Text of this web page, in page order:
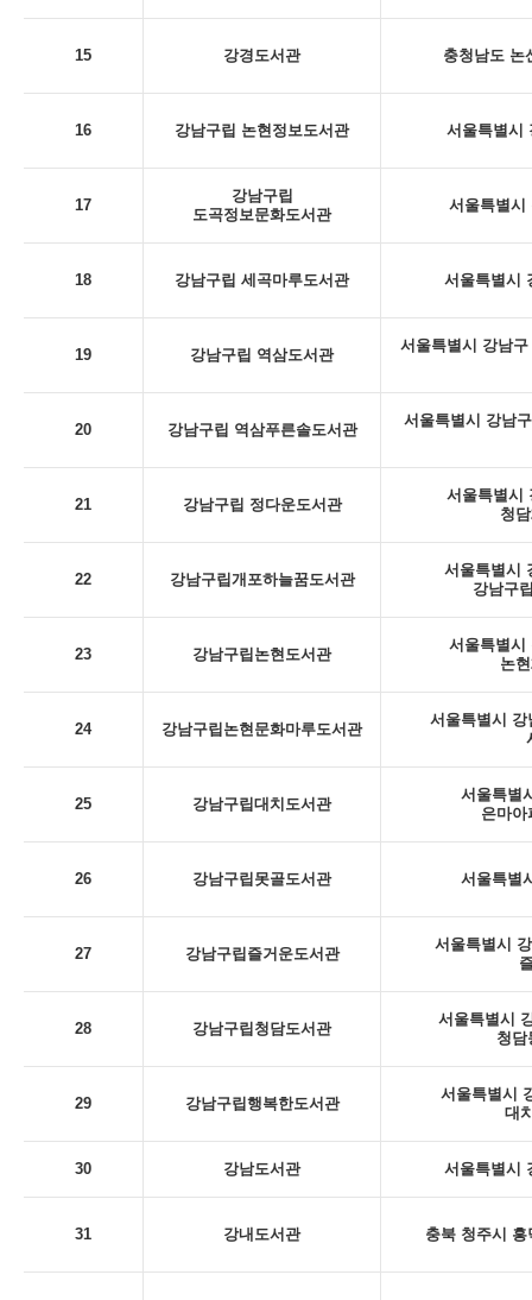
15 강경도서관 충청남도 논
16 강남구립 논현정보도서관 서울특별시
17
강남구립
도곡정보문화도서관
서울특별시
18 강남구립 세곡마루도서관 서울특별시
19 강남구립 역삼도서관
서울특별시 강남
20 강남구립 역삼푸른솔도서관
서울특별시 강남
21 강남구립 정다운도서관
서울특별시
청
22 강남구립개포하늘꿈도서관
서울특별시
강남구
23 강남구립논현도서관
서울특별시
논
24 강남구립논현문화마루도서관
서울특별시 강
25 강남구립대치도서관
서울특별
은마아
26 강남구립못골도서관 서울특별
27 강남구립즐거운도서관
서울특별시
28 강남구립청담도서관
서울특별시
청담
29 강남구립행복한도서관
서울특별시
대
30 강남도서관 서울특별시
31 강내도서관 충북 청주시